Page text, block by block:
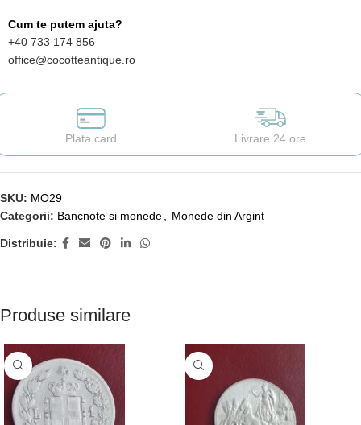
Cum te putem ajuta?
+40 733 174 856
office@cocotteantique.ro
Plata card Livrare 24 ore
SKU: MO29
Categorii: Bancnote si monede Monede din Argint
Distribuie:
Produse similare